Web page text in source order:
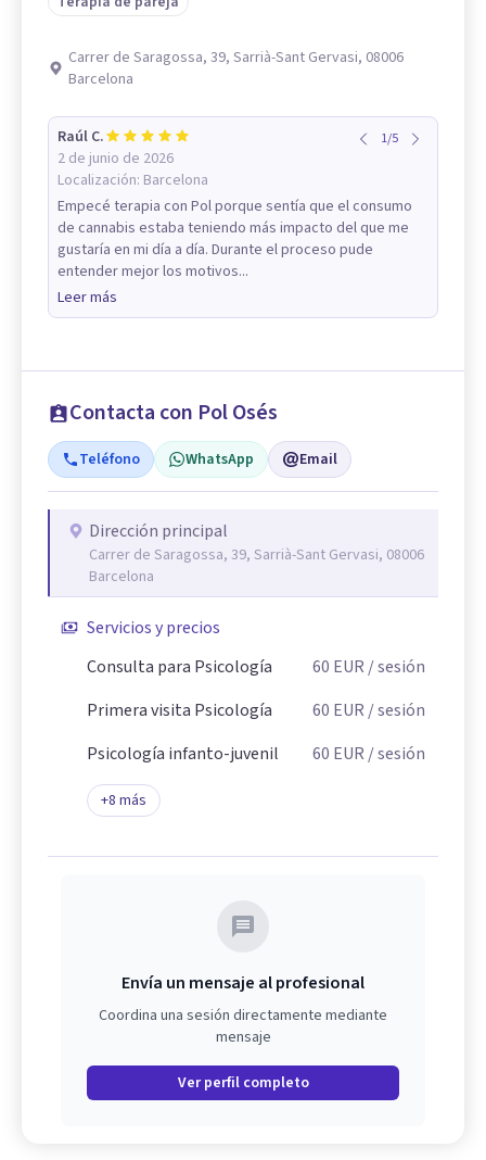
Carrer de Saragossa, 39, Sarrià-Sant Gervasi, 08006
Barcelona
Raúl C.
2 de junio de 2026
Localización: Barcelona
1/5
Empecé terapia con Pol porque sentía que el consumo
de cannabis estaba teniendo más impacto del que me
gustaría en mi día a día. Durante el proceso pude
entender mejor los motivos...
Leer más
Contacta con Pol Osés
Teléfono WhatsApp Email
Dirección principal
Carrer de Saragossa, 39, Sarrià-Sant Gervasi, 08006
Barcelona
Servicios y precios
Consulta para Psicología
60 EUR / sesión
Primera visita Psicología
60 EUR / sesión
Psicología infanto-juvenil
60 EUR / sesión
+8 más
Envía un mensaje al profesional
Coordina una sesión directamente mediante
mensaje
Ver perfil completo